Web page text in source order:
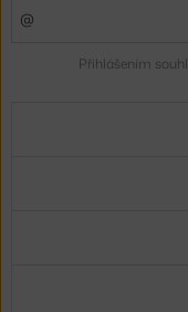
Přihlášením